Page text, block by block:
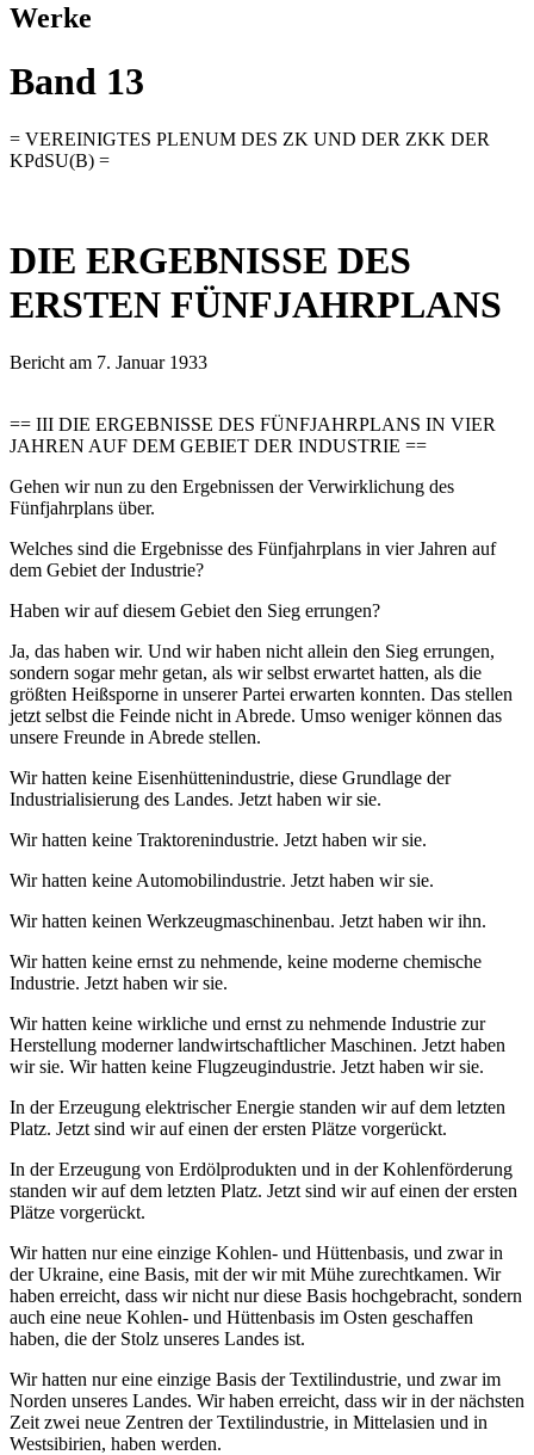
Werke
Band 13
= VEREINIGTES PLENUM DES ZK UND DER ZKK DER
KPdSU(B) =
DIE ERGEBNISSE DES
ERSTEN FÜNFJAHRPLANS
Bericht am 7. Januar 1933
== III DIE ERGEBNISSE DES FÜNFJAHRPLANS IN VIER
JAHREN AUF DEM GEBIET DER INDUSTRIE ==
Gehen wir nun zu den Ergebnissen der Verwirklichung des
Fünfjahrplans über.
Welches sind die Ergebnisse des Fünfjahrplans in vier Jahren auf
dem Gebiet der Industrie?
Haben wir auf diesem Gebiet den Sieg errungen?
Ja, das haben wir. Und wir haben nicht allein den Sieg errungen,
sondern sogar mehr getan, als wir selbst erwartet hatten, als die
größten Heißsporne in unserer Partei erwarten konnten. Das stellen
jetzt selbst die Feinde nicht in Abrede. Umso weniger können das
unsere Freunde in Abrede stellen.
Wir hatten keine Eisenhüttenindustrie, diese Grundlage der
Industrialisierung des Landes. Jetzt haben wir sie.
Wir hatten keine Traktorenindustrie. Jetzt haben wir sie.
Wir hatten keine Automobilindustrie. Jetzt haben wir sie.
Wir hatten keinen Werkzeugmaschinenbau. Jetzt haben wir ihn.
Wir hatten keine ernst zu nehmende, keine moderne chemische
Industrie. Jetzt haben wir sie.
Wir hatten keine wirkliche und ernst zu nehmende Industrie zur
Herstellung moderner landwirtschaftlicher Maschinen. Jetzt haben
wir sie. Wir hatten keine Flugzeugindustrie. Jetzt haben wir sie.
In der Erzeugung elektrischer Energie standen wir auf dem letzten
Platz. Jetzt sind wir auf einen der ersten Plätze vorgerückt.
In der Erzeugung von Erdölprodukten und in der Kohlenförderung
standen wir auf dem letzten Platz. Jetzt sind wir auf einen der ersten
Plätze vorgerückt.
Wir hatten nur eine einzige Kohlen- und Hüttenbasis, und zwar in
der Ukraine, eine Basis, mit der wir mit Mühe zurechtkamen. Wir
haben erreicht, dass wir nicht nur diese Basis hochgebracht, sondern
auch eine neue Kohlen- und Hüttenbasis im Osten geschaffen
haben, die der Stolz unseres Landes ist.
Wir hatten nur eine einzige Basis der Textilindustrie, und zwar im
Norden unseres Landes. Wir haben erreicht, dass wir in der nächsten
Zeit zwei neue Zentren der Textilindustrie, in Mittelasien und in
Westsibirien, haben werden.